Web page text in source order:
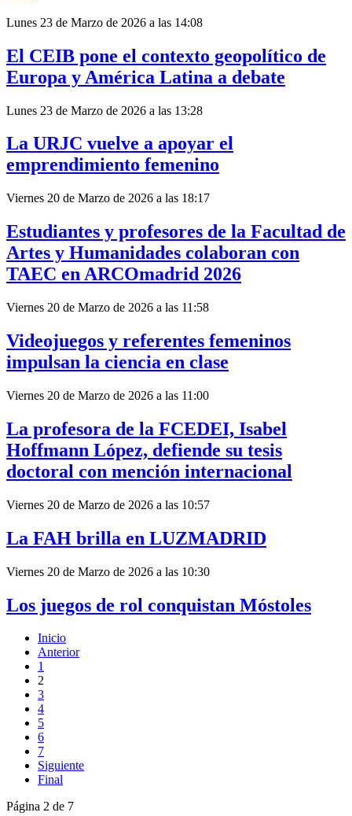
Lunes 23 de Marzo de 2026 a las 14:08
El CEIB pone el contexto geopolítico de
Europa y América Latina a debate
Lunes 23 de Marzo de 2026 a las 13:28
La URJC vuelve a apoyar el
emprendimiento femenino
Viernes 20 de Marzo de 2026 a las 18:17
Estudiantes y profesores de la Facultad de
Artes y Humanidades colaboran con
TAEC en ARCOmadrid 2026
Viernes 20 de Marzo de 2026 a las 11:58
Videojuegos y referentes femeninos
impulsan la ciencia en clase
Viernes 20 de Marzo de 2026 a las 11:00
La profesora de la FCEDEI, Isabel
Hoffmann López, defiende su tesis
doctoral con mención internacional
Viernes 20 de Marzo de 2026 a las 10:57
La FAH brilla en LUZMADRID
Viernes 20 de Marzo de 2026 a las 10:30
Los juegos de rol conquistan Móstoles
Inicio
Anterior
1
2
3
4
5
6
7
Siguiente
Final
Página 2 de 7